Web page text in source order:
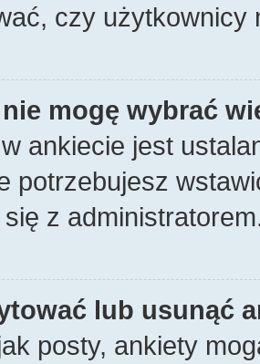
czy użytkownicy
mogę wybrać
ankiecie jest
potrzebujesz
z
lub usunąć
posty, ankiety